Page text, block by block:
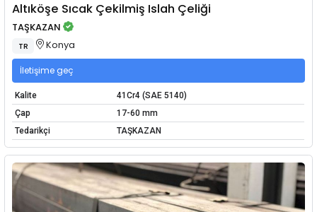
Altıköşe Sıcak Çekilmiş Islah Çeliği
TAŞKAZAN
TR Konya
İletişime geç
Kalite
41Cr4 (SAE 5140)
Çap
17-60 mm
Tedarikçi
TAŞKAZAN